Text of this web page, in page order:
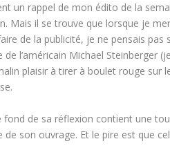
un rappel de mon édito de la
Mais il se trouve que lorsque je
de la publicité, je ne pensais pas
l’américain Michael Steinberger
plaisir à tirer à boulet rouge sur
de sa réflexion contient une
son ouvrage. Et le pire est que